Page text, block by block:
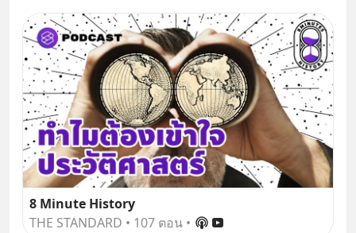
8 Minute History
THE STANDARD • 107 ตอน •